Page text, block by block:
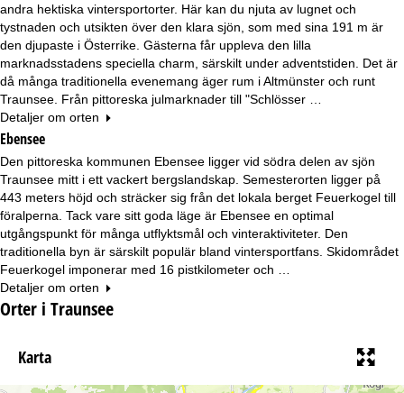
andra hektiska vintersportorter. Här kan du njuta av lugnet och
tystnaden och utsikten över den klara sjön, som med sina 191 m är
den djupaste i Österrike. Gästerna får uppleva den lilla
marknadsstadens speciella charm, särskilt under adventstiden. Det är
då många traditionella evenemang äger rum i Altmünster och runt
Traunsee. Från pittoreska julmarknader till "Schlösser …
Detaljer om orten
Ebensee
Den pittoreska kommunen Ebensee ligger vid södra delen av sjön
Traunsee mitt i ett vackert bergslandskap. Semesterorten ligger på
443 meters höjd och sträcker sig från det lokala berget Feuerkogel till
föralperna. Tack vare sitt goda läge är Ebensee en optimal
utgångspunkt för många utflyktsmål och vinteraktiviteter. Den
traditionella byn är särskilt populär bland vintersportfans. Skidområdet
Feuerkogel imponerar med 16 pistkilometer och …
Detaljer om orten
Orter i Traunsee
Karta